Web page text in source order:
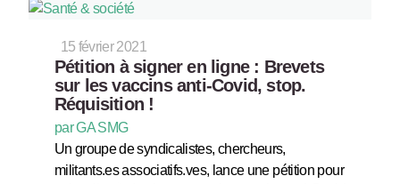
15 février 2021
Pétition à signer en ligne : Brevets
sur les vaccins anti-Covid, stop.
Réquisition !
par GA SMG
Un groupe de syndicalistes, chercheurs,
militants.es associatifs.ves, lance une pétition pour